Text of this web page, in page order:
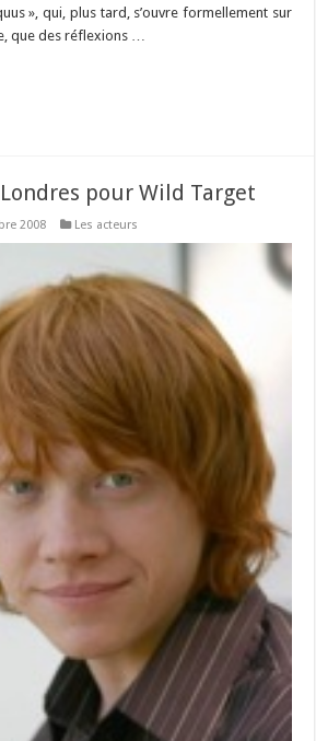
», qui, plus tard, s’ouvre formellement sur
que des réflexions …
pour Wild Target
2008 Les acteurs